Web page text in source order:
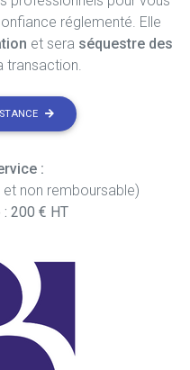
réglementé. Elle
et sera séquestre des
transaction.
:
non remboursable)
200 € HT